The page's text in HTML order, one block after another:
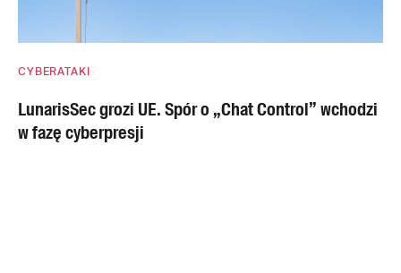
CYBERATAKI
LunarisSec grozi UE. Spór o „Chat Control” wchodzi
w fazę cyberpresji